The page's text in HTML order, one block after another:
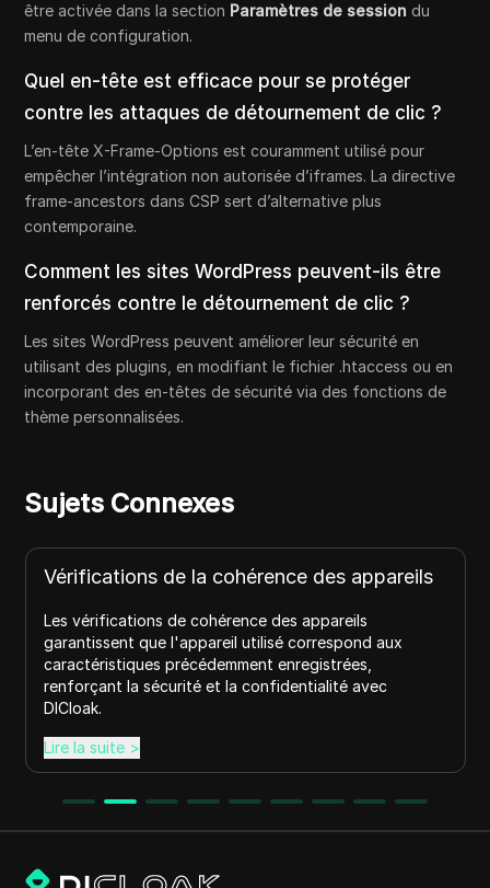
être activée dans la section Paramètres de sessiondu
menu de configuration.
Quel en-tête est efficace pour se protéger
contre les attaques de détournement de clic ?
L’en-tête X-Frame-Options est couramment utilisé pour
empêcher l’intégration non autorisée d’iframes. La directive
frame-ancestors dans CSP sert d’alternative plus
contemporaine.
Comment les sites WordPress peuvent-ils être
renforcés contre le détournement de clic ?
Les sites WordPress peuvent améliorer leur sécurité en
utilisant des plugins, en modifiant le fichier .htaccess ou en
incorporant des en-têtes de sécurité via des fonctions de
thème personnalisées.
Sujets Connexes
Vérifications de la cohérence des appareils
Les vérifications de cohérence des appareils
garantissent que l'appareil utilisé correspond aux
caractéristiques précédemment enregistrées,
renforçant la sécurité et la confidentialité avec
DICloak.
Lire la suite>